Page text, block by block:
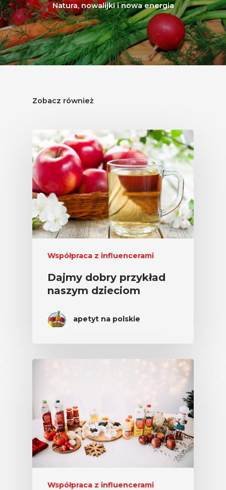
Natura, nowalijki i nowa energia
Zobacz również
Współpraca z influencerami
Dajmy dobry przykład
naszym dzieciom
apetyt na polskie
Współpraca z influencerami
Konsumpcji Warzyw
Owoców
Nutriscore Fakty
Federacja
Skrywa!
Festiwal Młody
Ziemniak
Jemy Eko Warzywa I
Owoce
Polskie Forum
Ekologicznej
Warzywa – To Na
Świetnie Wpływa
Związek Zawodowy
Wydarzenia
Badania